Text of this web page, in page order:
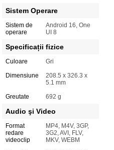
Sistem Operare
Sistem de
operare
Android 16, One
UI 8
Specificații fizice
Culoare
Gri
Dimensiune
208.5 x 326.3 x
5.1 mm
Greutate
692 g
Audio şi Video
Format
redare
videoclip
MP4, M4V, 3GP,
3G2, AVI, FLV,
MKV, WEBM